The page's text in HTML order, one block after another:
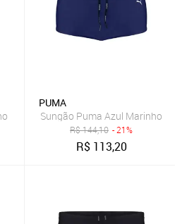
PUMA
Sungão Puma Azul Marinho
R$144,10 - 21%
R$ 113,20